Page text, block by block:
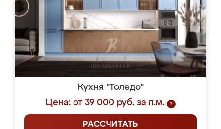
Кухня "Толедо"
Цена: от 39 000 руб. за п.м.
?
РАССЧИТАТЬ